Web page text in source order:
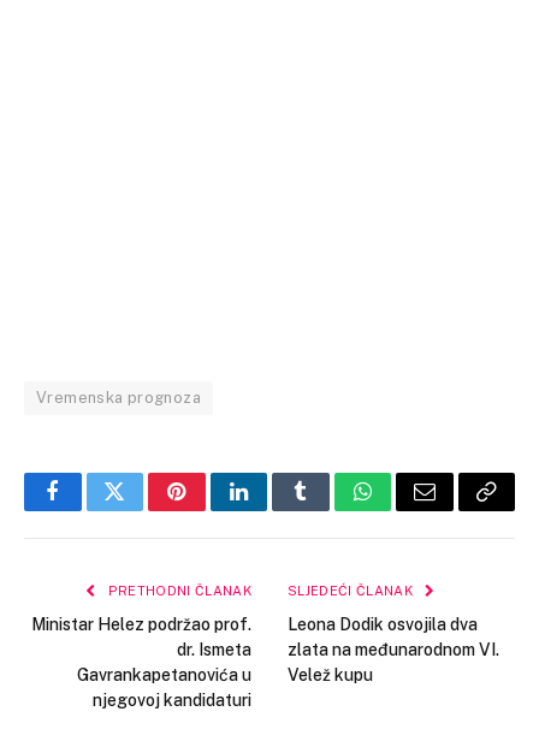
Vremenska prognoza
FacebookTwitterPinterestLinkedInTumblrWhatsApp
Email Copy
PRETHODNI ČLANAK
Ministar Helez podržao prof.
dr. Ismeta
Gavrankapetanovića u
njegovoj kandidaturi
SLJEDEĆI ČLANAK
Leona Dodik osvojila dva
zlata na međunarodnom VI.
Velež kupu